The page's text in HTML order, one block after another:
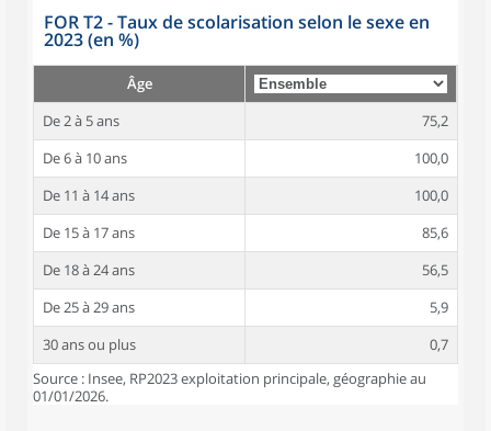
FOR T2 - Taux de scolarisation selon le sexe en
2023 (en %)
Âge
De 2 à 5 ans
75,2
De 6 à 10 ans
100,0
De 11 à 14 ans
100,0
De 15 à 17 ans
85,6
De 18 à 24 ans
56,5
De 25 à 29 ans
5,9
30 ans ou plus
0,7
Source : Insee, RP2023 exploitation principale, géographie au
01/01/2026.